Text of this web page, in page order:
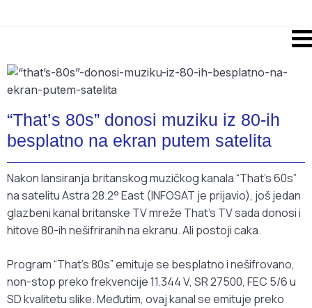
“That’s 80s” donosi muziku iz 80-ih
besplatno na ekran putem satelita
Nakon lansiranja britanskog muzičkog kanala “That’s 60s”
na satelitu Astra 28.2° East (INFOSAT je prijavio), još jedan
glazbeni kanal britanske TV mreže That’s TV sada donosi i
hitove 80-ih nešifriranih na ekranu. Ali postoji caka.
Program “That’s 80s” emituje se besplatno i nešifrovano,
non-stop preko frekvencije 11.344 V, SR 27500, FEC 5/6 u
SD kvalitetu slike. Međutim, ovaj kanal se emituje preko